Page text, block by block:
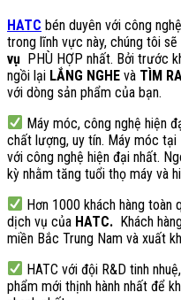
HATC bén duyên với công nghệ
trong lĩnh vực này, chúng tôi
vụ PHÙ HỢP nhất. Bởi trước
ngồi lại LẮNG NGHE và TÌM
với dòng sản phẩm của bạn.
Máy móc, công nghệ hiện
chất lượng, uy tín. Máy móc
với công nghệ hiện đại nhất.
kỳ nhằm tăng tuổi thọ máy và
Hơn 1000 khách hàng
dịch vụ của HATC. Khách
miền Bắc Trung Nam và xuất
HATC với đội R&D tinh
phẩm mới thịnh hành nhất để